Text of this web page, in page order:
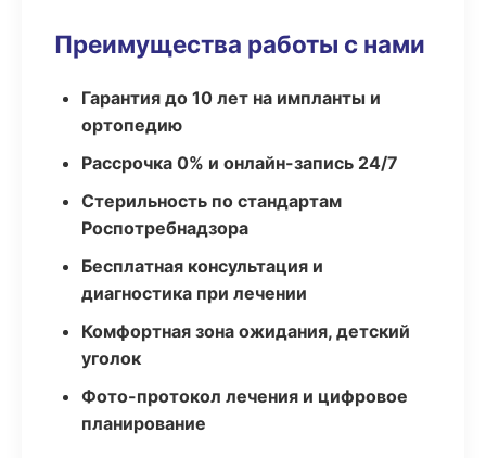
Преимущества работы с нами
Гарантия до 10 лет на импланты и
ортопедию
Рассрочка 0% и онлайн-запись 24/7
Стерильность по стандартам
Роспотребнадзора
Бесплатная консультация и
диагностика при лечении
Комфортная зона ожидания, детский
уголок
Фото-протокол лечения и цифровое
планирование